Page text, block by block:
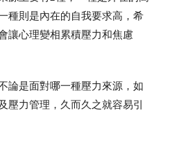
種則是內在的自我要求高，希
讓心理變相累積壓力和焦慮
論是面對哪一種壓力來源，如
壓力管理，久而久之就容易引